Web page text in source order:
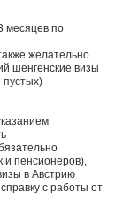
месяцев по
желательно
шенгенские визы
пустых)
и пенсионеров),
в Австрию
с работы от